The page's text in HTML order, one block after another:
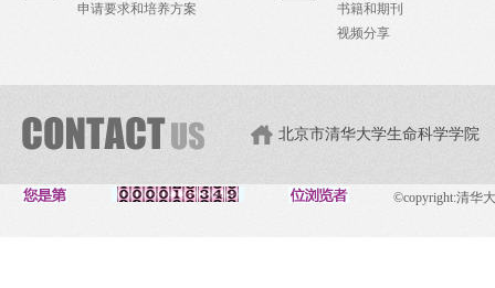
申请要求和培养方案
书籍和期刊
视频分享
北京市清华大学生命科学学院
©copyright:清华